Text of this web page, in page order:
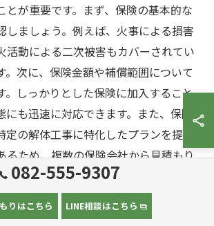
とが重要です。まず、保険の基本的な
しましょう。例えば、火事による損害
活動による二次被害もカバーされてい
。次に、保険金額や補償範囲について
。しっかりとした保険に加入すること
も迅速に対応できます。また、保険
の解体工事に特化したプランを提供
るため、複数の保険会社から見積もり
すめします。最も適切なプランを選ぶ
イトや専門家の意見を参考にするのも
最後に、契約条件や免責事項も詳細に
082-555-9307
りはこちら LINE相談はこちら